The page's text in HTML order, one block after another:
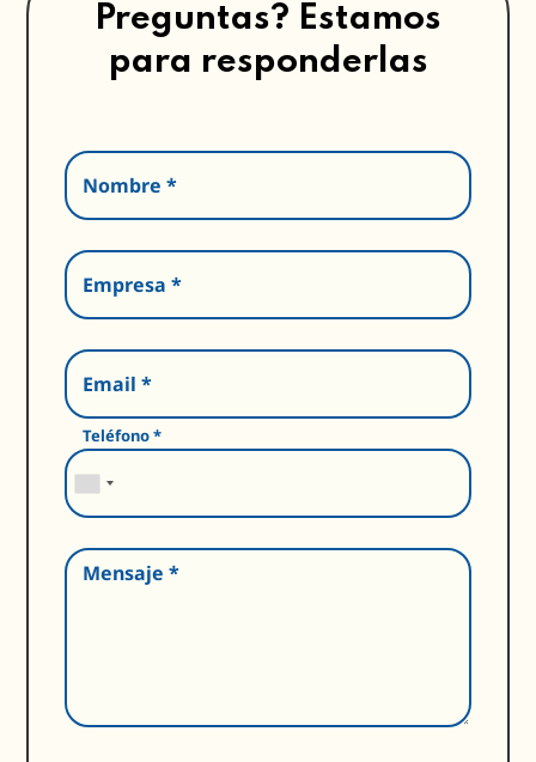
Preguntas? Estamos
para responderlas
Nombre *
Empresa *
Email *
Teléfono *
Mensaje *